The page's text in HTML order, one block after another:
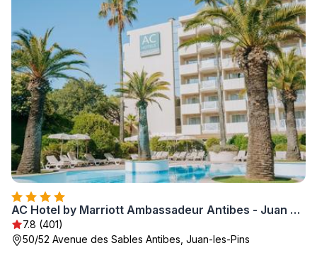
AC Hotel by Marriott Ambassadeur Antibes - Juan Les Pins
7.8 (401)
50/52 Avenue des Sables Antibes, Juan-les-Pins